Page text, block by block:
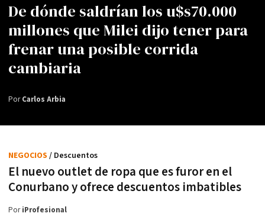
De dónde saldrían los u$s70.000
millones que Milei dijo tener para
frenar una posible corrida
cambiaria
PorCarlos Arbia
El nuevo outlet de ropa que es furor en el
Conurbano y ofrece descuentos imbatibles
NEGOCIOS / Descuentos
PoriProfesional